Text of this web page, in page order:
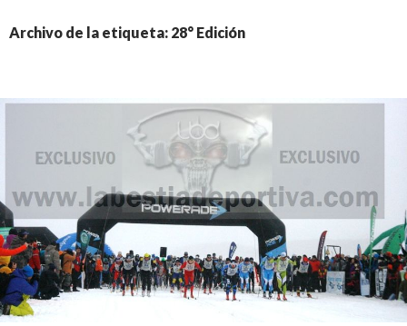
Archivo de la etiqueta: 28° Edición